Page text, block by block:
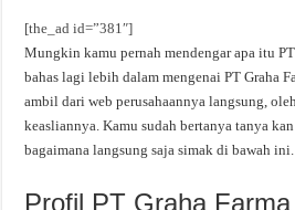
[the_ad id=”381″]
Mungkin kamu pernah mendengar apa itu
bahas lagi lebih dalam mengenai PT Graha
ambil dari web perusahaannya langsung,
keasliannya. Kamu sudah bertanya tanya
bagaimana langsung saja simak di bawah ini.
Profil PT Graha Farma